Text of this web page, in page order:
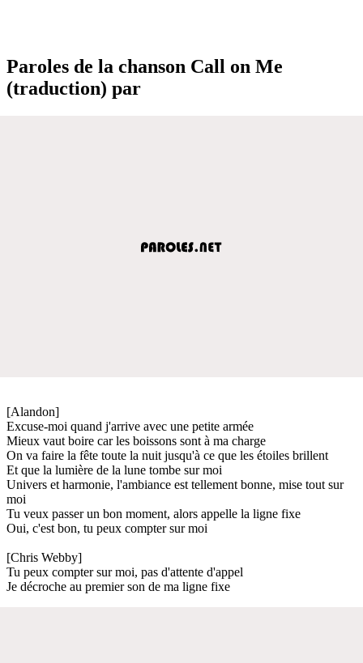
Paroles de la chanson Call on Me
(traduction) par
[Alandon]
Excuse-moi quand j'arrive avec une petite armée
Mieux vaut boire car les boissons sont à ma charge
On va faire la fête toute la nuit jusqu'à ce que les étoiles brillent
Et que la lumière de la lune tombe sur moi
Univers et harmonie, l'ambiance est tellement bonne, mise tout sur
moi
Tu veux passer un bon moment, alors appelle la ligne fixe
Oui, c'est bon, tu peux compter sur moi
[Chris Webby]
Tu peux compter sur moi, pas d'attente d'appel
Je décroche au premier son de ma ligne fixe